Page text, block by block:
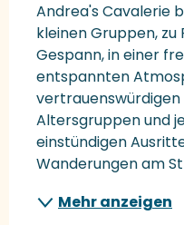
Andrea's Cavalerie
kleinen Gruppen,
Gespann, in einer
entspannten
Altersgruppen und
einstündigen
Wanderungen am
Mehr anzeigen